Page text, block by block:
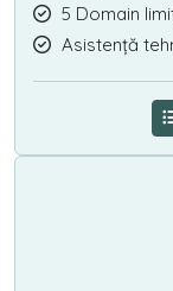
5 Domain
Asistență